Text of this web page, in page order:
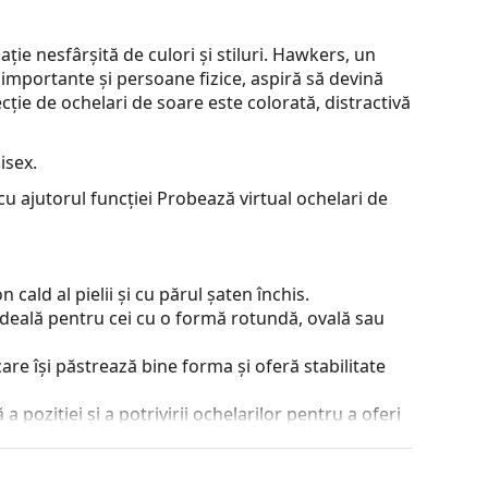
nesfârșită de culori și stiluri. Hawkers, un
și persoane fizice, aspiră să devină
de ochelari de soare este colorată, distractivă
ajutorul funcției Probează virtual ochelari de
cald al pielii și cu părul șaten închis.
pentru cei cu o formă rotundă, ovală sau
își păstrează bine forma și oferă stabilitate
poziției și a potrivirii ochelarilor pentru a oferi